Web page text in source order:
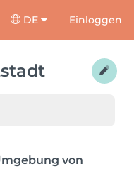
DE Einloggen
von